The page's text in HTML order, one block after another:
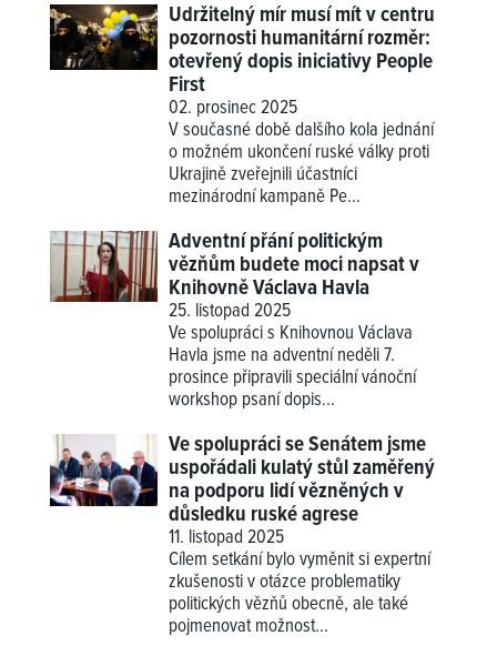
Udržitelný mír musí mít v centru
pozornosti humanitární rozměr:
otevřený dopis iniciativy People
First
02. prosinec 2025
V současné době dalšího kola jednání
o možném ukončení ruské války proti
Ukrajině zveřejnili účastníci
mezinárodní kampaně Pe...
Adventní přání politickým
vězňům budete moci napsat v
Knihovně Václava Havla
25. listopad 2025
Ve spolupráci s Knihovnou Václava
Havla jsme na adventní neděli 7.
prosince připravili speciální vánoční
workshop psaní dopis...
Ve spolupráci se Senátem jsme
uspořádali kulatý stůl zaměřený
na podporu lidí vězněných v
důsledku ruské agrese
11. listopad 2025
Cílem setkání bylo vyměnit si expertní
zkušenosti v otázce problematiky
politických vězňů obecně, ale také
pojmenovat možnost...